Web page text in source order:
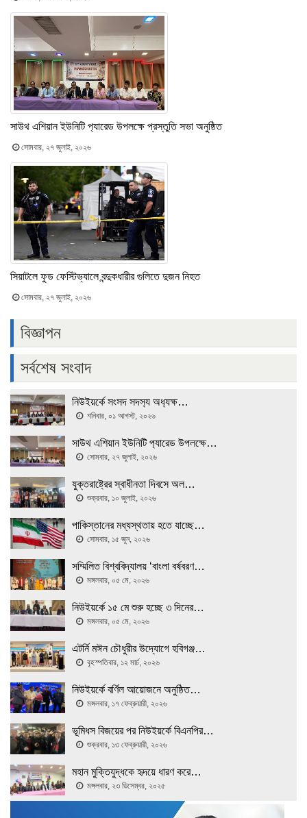
সাউথ এশিয়ান ইউনিটি প‍্যারেড উপলক্ষে প্রস্তুতি সভা অনুষ্ঠিত
সোমবার, ২৭ জুলাই, ২০২৬
সিয়াটলে ফুড ফেস্টিভ্যালে বন্দুকধারীর গুলিতে দুজন নিহত
সোমবার, ২৭ জুলাই, ২০২৬
বিজ্ঞাপন
সর্বশেষ সংবাদ
নিউইয়র্কে সংসদ সদস‍্য অধ‍্যক্ষ…
শনিবার, ০১ আগস্ট, ২০২৬
সাউথ এশিয়ান ইউনিটি প‍্যারেড উপলক্ষে…
সোমবার, ২৭ জুলাই, ২০২৬
যুক্তরাষ্ট্রের স্বাধীনতা দিবসে অল…
শুক্রবার, ১০ জুলাই, ২০২৬
পাকিস্তানের মধ্যস্থতায় হতে যাচ্ছে…
সোমবার, ১৫ জুন, ২০২৬
সম্মিলিত বিশ্ববিদ্যালয় ‘বাংলা বর্ষবরণ…
মঙ্গলবার, ০৫ মে, ২০২৬
নিউইয়র্কে ১৫ মে শুরু হচ্ছে ৩ দিনের…
মঙ্গলবার, ০৫ মে, ২০২৬
এটর্নি মঈন চৌধুরীর উদ্যোগে হবিগঞ্জ…
বৃহস্পতিবার, ১২ মার্চ, ২০২৬
নিউইয়র্কে বর্ণিল আয়োজনে অনুষ্ঠিত…
মঙ্গলবার, ১৭ ফেব্রুয়ারী, ২০২৬
ভূমিধস বিজয়ের পর নিউইয়র্কে বিএনপির…
শুক্রবার, ১৩ ফেব্রুয়ারী, ২০২৬
মহান মুক্তিযুদ্ধকে হৃদয়ে ধারণ করে…
মঙ্গলবার, ২৩ ডিসেম্বর, ২০২৫